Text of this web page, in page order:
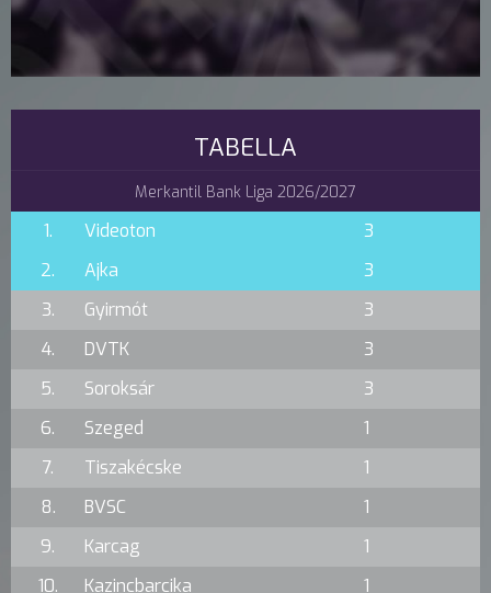
TABELLA
Merkantil Bank Liga 2026/2027
1. Videoton
3
2.
Ajka
3
3.
Gyirmót
3
4.
DVTK
3
5.
Soroksár
3
6.
Szeged
1
7.
Tiszakécske
1
8.
BVSC
1
9.
Karcag
1
10.
Kazincbarcika 1